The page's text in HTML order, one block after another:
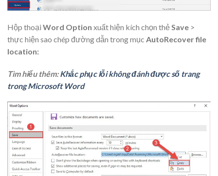
Hộp thoại Word Option xuất hiện kích chọn thẻ Save >
thực hiện sao chép đường dẫn trong mục AutoRecover file
location:
Tìm hiểu thêm:Khắc phục lỗi không đánh được số trang
trong Microsoft Word